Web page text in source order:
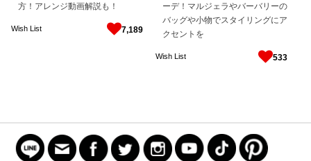
方！アレンジ動画解説も！
7,189
Wish List
ーデ！マルジェラやバーバリーの
バッグや小物でスタイリングにア
クセントを
533
Wish List